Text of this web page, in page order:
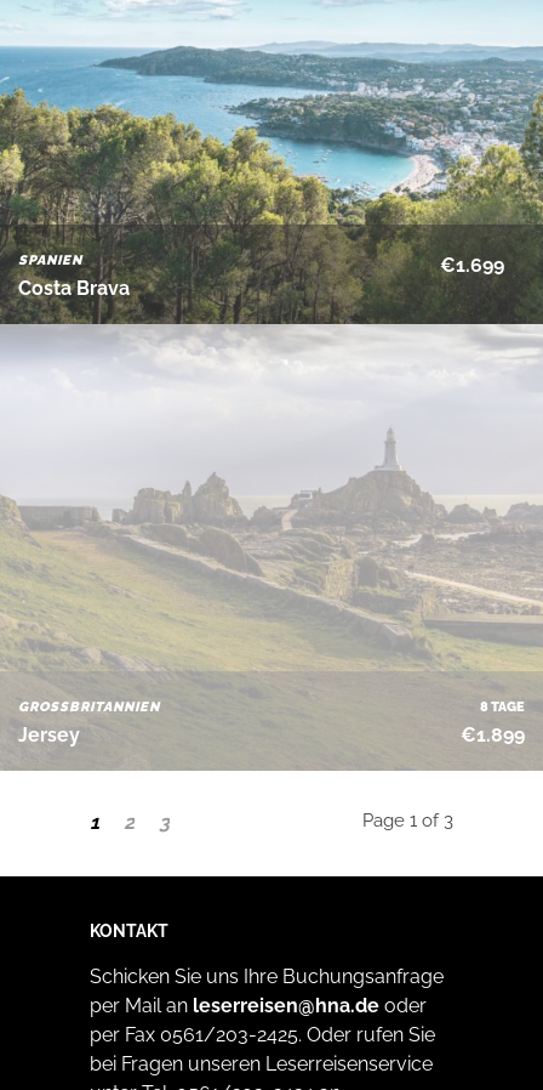
SPANIEN
Costa Brava
€1.699
GROSSBRITANNIEN
Jersey
8 TAGE
€1.899
1 2 3 Page 1 of 3
KONTAKT
Schicken Sie uns Ihre Buchungsanfrage
per Mail an leserreisen@hna.de oder
per Fax 0561/203-2425. Oder rufen Sie
bei Fragen unseren Leserreisenservice